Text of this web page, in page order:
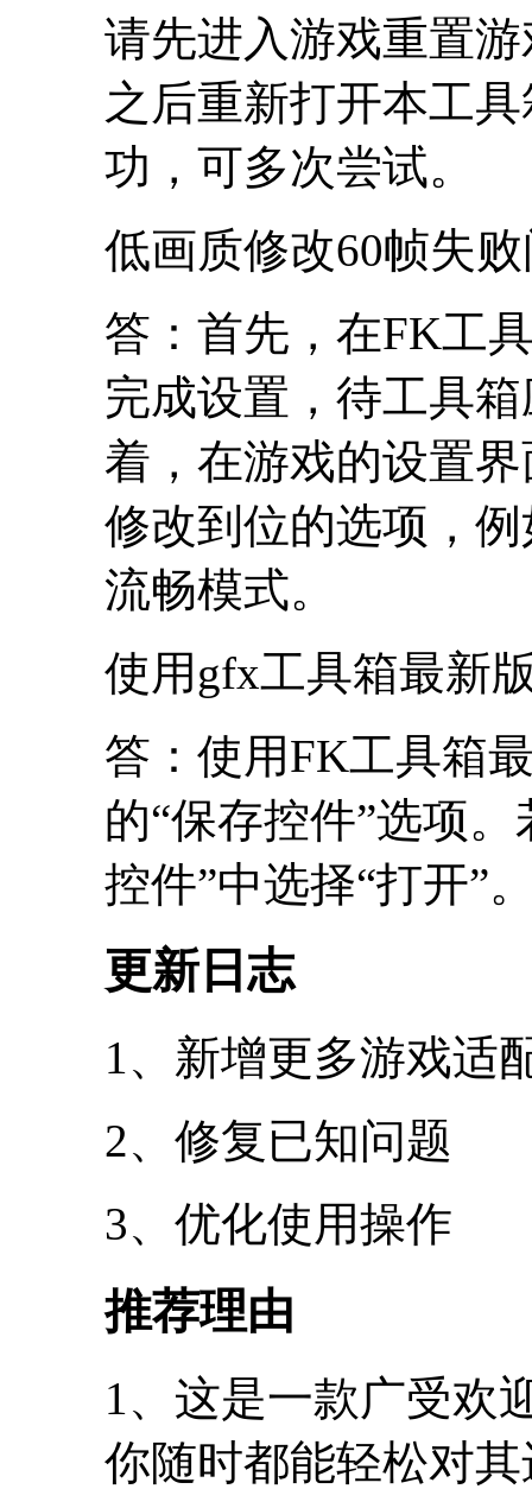
请先进入游戏重置
之后重新打开本工
功，可多次尝试。
低画质修改60帧失
答：首先，在FK工
完成设置，待工具
着，在游戏的设置
修改到位的选项，
流畅模式。
使用gfx工具箱最新
答：使用FK工具箱
的“保存控件”选项
控件”中选择“打开”
更新日志
1、新增更多游戏适
2、修复已知问题
3、优化使用操作
推荐理由
1、这是一款广受欢
你随时都能轻松对